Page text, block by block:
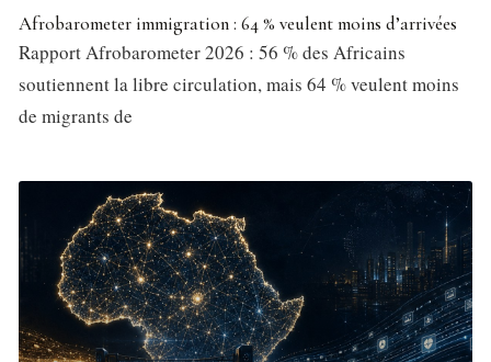
Afrobarometer immigration : 64 % veulent moins d’arrivées
Rapport Afrobarometer 2026 : 56 % des Africains
soutiennent la libre circulation, mais 64 % veulent moins
de migrants de